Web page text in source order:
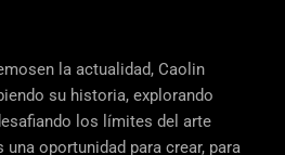
la actualidad, Caolin
su historia, explorando
los límites del arte
oportunidad para crear, para